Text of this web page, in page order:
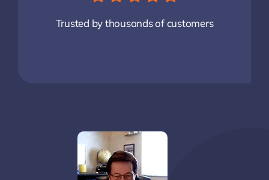
Trusted by thousands of customers